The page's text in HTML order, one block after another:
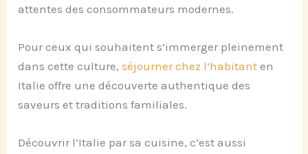
attentes des consommateurs modernes.
Pour ceux qui souhaitent s’immerger pleinement
dans cette culture,séjourner chez l’habitant en
Italie offre une découverte authentique des
saveurs et traditions familiales.
Découvrir l’Italie par sa cuisine, c’est aussi